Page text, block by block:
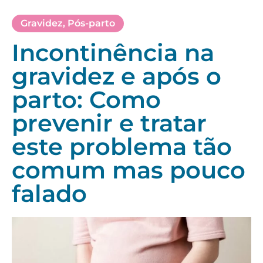
Gravidez, Pós-parto
Incontinência na
gravidez e após o
parto: Como
prevenir e tratar
este problema tão
comum mas pouco
falado